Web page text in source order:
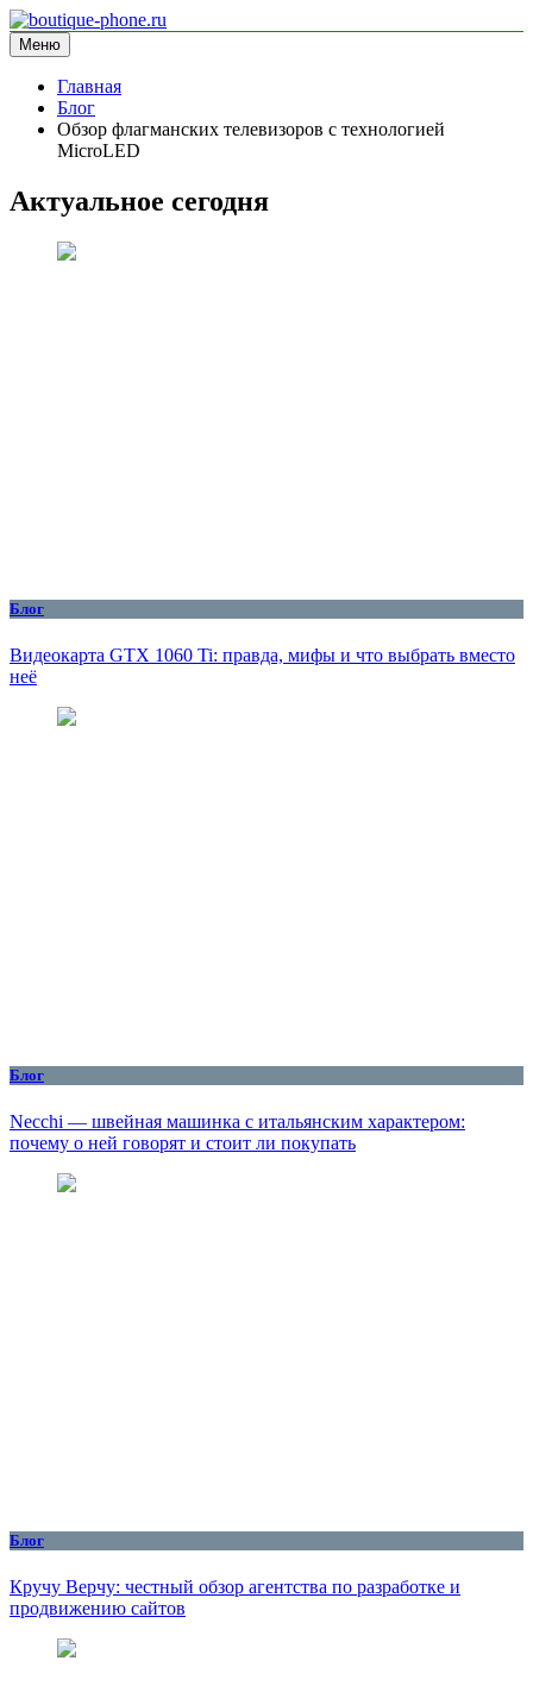
Перейти
к
содержимому
boutique-phone.ru
информационный сайт
Меню
Главная
Блог
Обзор флагманских телевизоров с технологией
MicroLED
Актуальное сегодня
Блог
Видеокарта GTX 1060 Ti: правда, мифы и что выбрать вместо
неё
Блог
Necchi — швейная машинка с итальянским характером:
почему о ней говорят и стоит ли покупать
Блог
Кручу Верчу: честный обзор агентства по разработке и
продвижению сайтов